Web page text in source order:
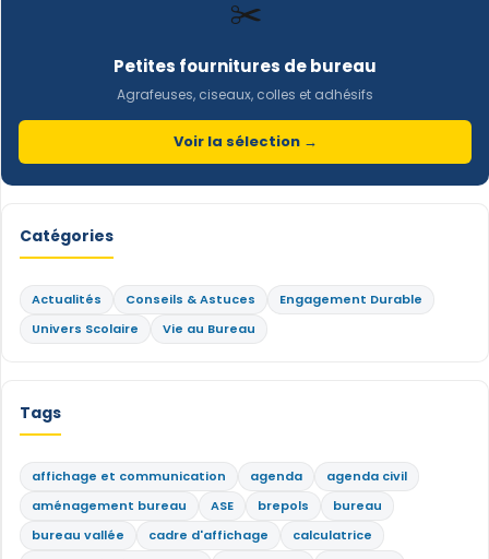
✂️
Petites fournitures de bureau
Agrafeuses, ciseaux, colles et adhésifs
Voir la sélection →
Catégories
Actualités Conseils & Astuces
Engagement Durable
Univers Scolaire
Vie au Bureau
Tags
affichage et communication agenda
agenda civil
aménagement bureau
ASE brepols
bureau
bureau vallée
cadre d'affichage
calculatrice